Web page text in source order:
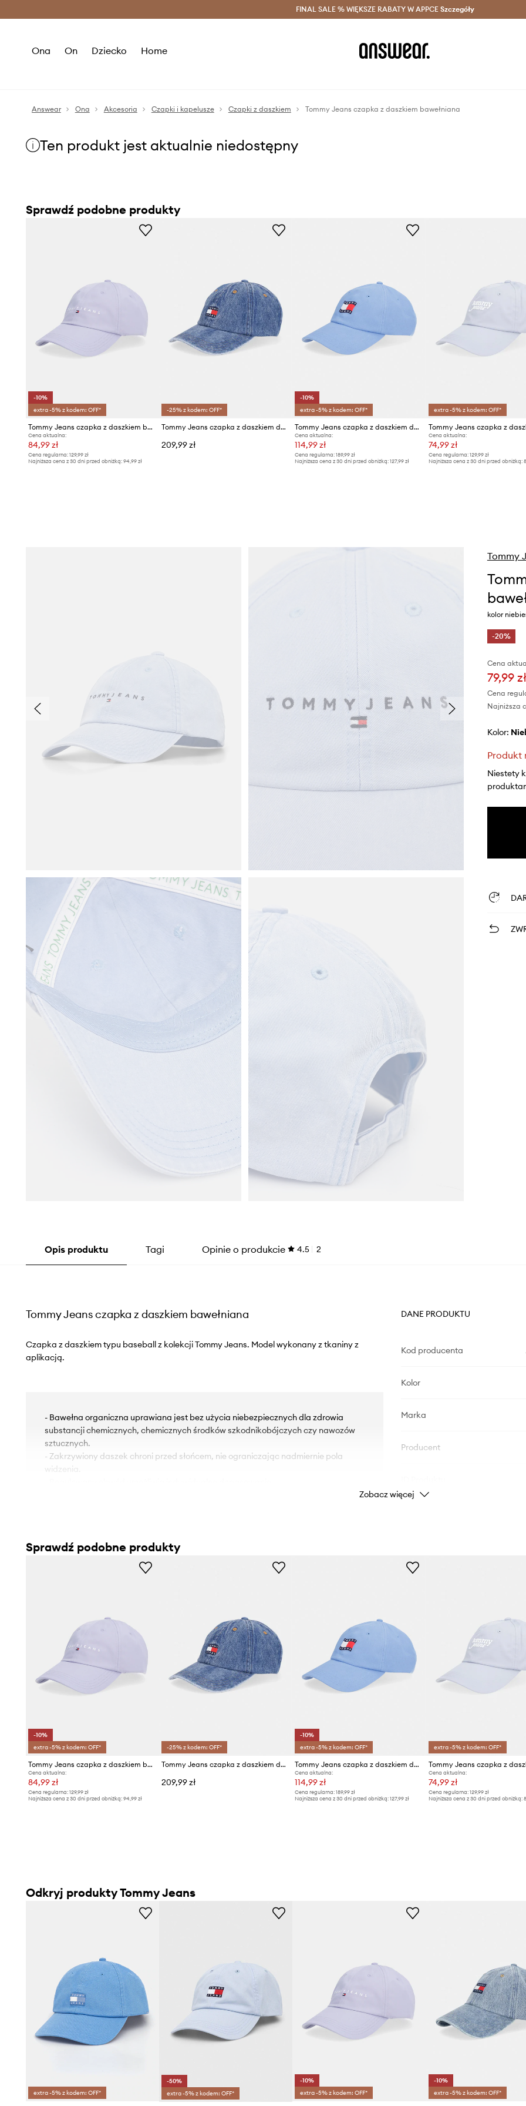
Oszczędzaj z Answear Club > Dostawa nawet w 24h >
FINAL SALE % WIĘKSZE RABATY W APPCE Szczegóły
Ona On Dziecko Home
Answear Ona Akcesoria Czapki i kapelusze Czapki z daszkiem Tommy Jeans czapka z daszkiem bawełniana
Ten produkt jest aktualnie niedostępny
Sprawdź podobne produkty
-10%
extra -5% z kodem: OFF*
Tommy Jeans czapka z daszkiem bawełniana
Cena aktualna:
84,99 zł
Cena regularna: 129,99 zł
Najniższa cena z 30 dni przed obniżką: 94,99 zł
-25% z kodem: OFF*
Tommy Jeans czapka z daszkiem damska jeansowa
209,99 zł
-10%
extra -5% z kodem: OFF*
Tommy Jeans czapka z daszkiem damska bawełniana
Cena aktualna:
114,99 zł
Cena regularna: 189,99 zł
Najniższa cena z 30 dni przed obniżką: 127,99 zł
extra -5% z kodem: OFF*
Cena aktualna:
74,99 zł
Cena regularna: 129,99 zł
Najniższa cena z 30 dni przed obniżką:
Tommy
kolor
-20%
Cena
79,99 zł
Cena
Najniższa
Kolor:
Produkt
Niestety
Opis produktu Tagi Opinie o produkcie 4.5 2
Tommy Jeans czapka z daszkiem bawełniana
Czapka z daszkiem typu baseball z kolekcji Tommy Jeans. Model wykonany z tkaniny z
aplikacją.
- Bawełna organiczna uprawiana jest bez użycia niebezpiecznych dla zdrowia
substancji chemicznych, chemicznych środków szkodnikobójczych czy nawozów
sztucznych.
- Zakrzywiony daszek chroni przed słońcem, nie ograniczając nadmiernie pola
widzenia.
DANE PRODUKTU
Kod producenta
Kolor
Marka
Producent
Zobacz więcej
Sprawdź podobne produkty
-10%
extra -5% z kodem: OFF*
Tommy Jeans czapka z daszkiem bawełniana
Cena aktualna:
84,99 zł
Cena regularna: 129,99 zł
Najniższa cena z 30 dni przed obniżką: 94,99 zł
-25% z kodem: OFF*
Tommy Jeans czapka z daszkiem damska jeansowa
209,99 zł
-10%
extra -5% z kodem: OFF*
Tommy Jeans czapka z daszkiem damska bawełniana
Cena aktualna:
114,99 zł
Cena regularna: 189,99 zł
Najniższa cena z 30 dni przed obniżką: 127,99 zł
extra -5% z kodem: OFF*
Cena aktualna:
74,99 zł
Cena regularna: 129,99 zł
Najniższa cena z 30 dni przed obniżką:
Odkryj produkty Tommy Jeans
extra -5% z kodem: OFF*
-50%
extra -5% z kodem: OFF*
-10%
extra -5% z kodem: OFF*
-10%
extra -5% z kodem: OFF*